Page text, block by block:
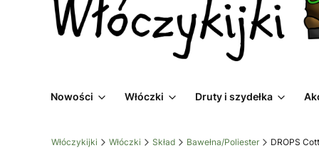
Nowości Włóczki Druty i szydełka
Włóczykijki Włóczki Skład Bawełna/Poliester DROPS